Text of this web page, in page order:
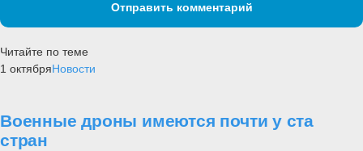
Отправить комментарий
Читайте по теме
1 октябряНовости
Военные дроны имеются почти у ста
стран